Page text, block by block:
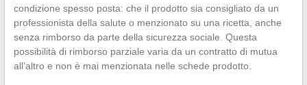
condizione spesso posta: che il prodotto sia consigliato da un
professionista della salute o menzionato su una ricetta, anche
senza rimborso da parte della sicurezza sociale. Questa
possibilità di rimborso parziale varia da un contratto di mutua
all’altro e non è mai menzionata nelle schede prodotto.